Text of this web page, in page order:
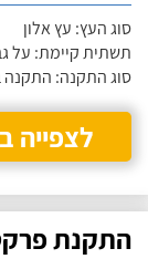
סוג העץ: עץ אלון
תשתית קיימת: על
סוג התקנה:
לצפייה
התקנת